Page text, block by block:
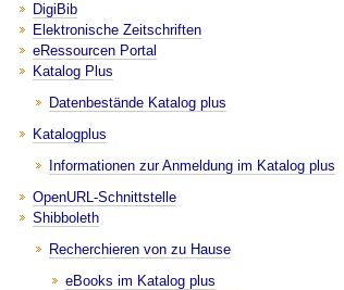
DigiBib
Elektronische Zeitschriften
eRessourcen Portal
Katalog Plus
Datenbestände Katalog plus
Katalogplus
Informationen zur Anmeldung im Katalog plus
OpenURL-Schnittstelle
Shibboleth
Recherchieren von zu Hause
eBooks im Katalog plus